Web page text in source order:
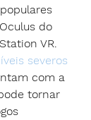
do
VR.
severos
com a
tornar